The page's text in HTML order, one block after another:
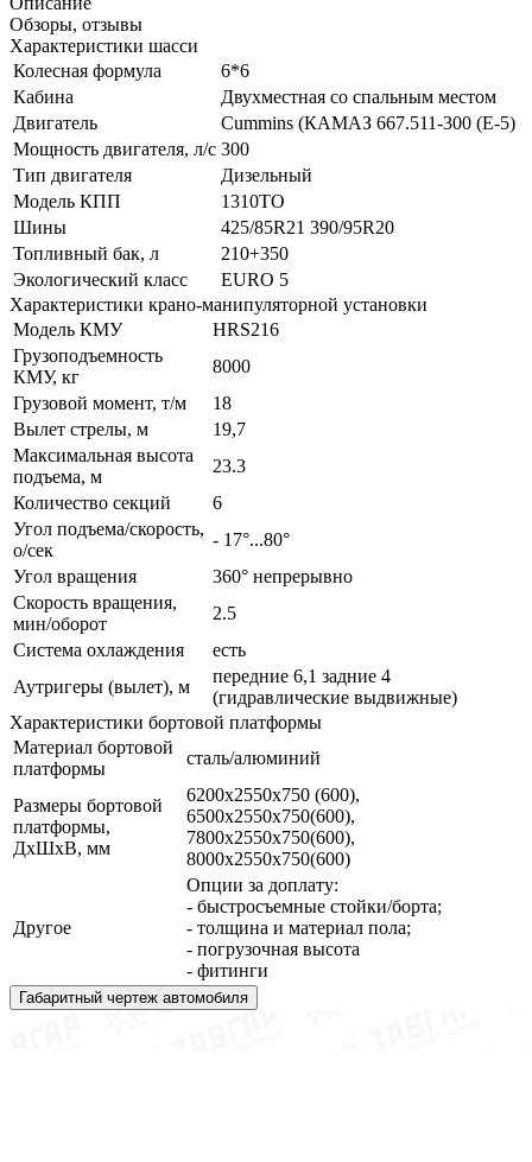
Обзоры, отзывы
Характеристики шасси
Колесная формула
6*6
Кабина
Двухместная со спальным местом
Двигатель
Cummins (КАМАЗ 667.511-300 (Е-5)
Мощность двигателя, л/с 300
Тип двигателя
Дизельный
Модель КПП
1310TO
Шины
425/85R21 390/95R20
Топливный бак, л
210+350
Экологический класс
EURO 5
Характеристики крано-манипуляторной установки
Модель КМУ
HRS216
Грузоподъемность
КМУ, кг
8000
Грузовой момент, т/м
18
Вылет стрелы, м
19,7
Максимальная высота
подъема, м
23.3
Количество секций
6
Угол подъема/скорость,
о/сек
- 17°...80°
Угол вращения
360° непрерывно
Скорость вращения,
мин/оборот
2.5
Система охлаждения
есть
Аутригеры (вылет), м
передние 6,1 задние 4
(гидравлические выдвижные)
Характеристики бортовой платформы
Материал бортовой
платформы
сталь/алюминий
Размеры бортовой
платформы,
ДхШхВ, мм
6200х2550х750 (600),
6500х2550х750(600),
7800х2550х750(600),
8000х2550х750(600)
Другое
Опции за доплату:
- быстросъемные стойки/борта;
- толщина и материал пола;
- погрузочная высота
- фитинги
Габаритный чертеж автомобиля